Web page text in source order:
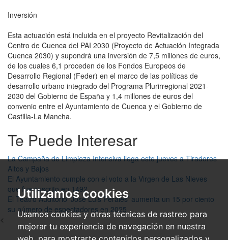
Utilizamos cookies
Usamos cookies y otras técnicas de rastreo para
mejorar tu experiencia de navegación en nuestra
Inversión
Esta actuación está incluida en el proyecto Revitalización del
Centro de Cuenca del PAI 2030 (Proyecto de Actuación Integrada
Cuenca 2030) y supondrá una inversión de 7,5 millones de euros,
de los cuales 6,1 proceden de los Fondos Europeos de
Desarrollo Regional (Feder) en el marco de las políticas de
desarrollo urbano integrado del Programa Plurirregional 2021-
2030 del Gobierno de España y 1,4 millones de euros del
convenio entre el Ayuntamiento de Cuenca y el Gobierno de
Castilla-La Mancha.
Te Puede Interesar
La Campaña de Limpieza Intensiva llega este jueves a Tiradores
Altos y Bajos
El Ayuntamiento cumple con el voto a la Virgen de Las Nieves
que fue suscrito en 1492
El Teatro Auditorio ‘José Luis Perales’ aumenta un 15 por ciento
su número de espectadores en 2025
<